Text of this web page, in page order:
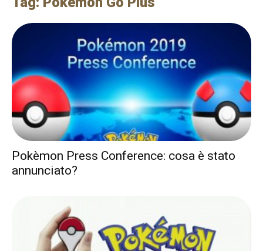
Pokèmon Press Conference: cosa è stato
annunciato?